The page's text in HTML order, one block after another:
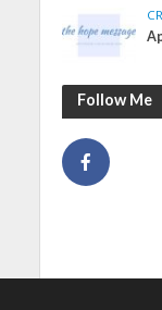
Follow Me